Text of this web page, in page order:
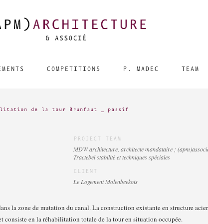
COMPETITIONS P. MADEC TEAM
de la tour Brunfaut _ passif
PROJECT TEAM
MDW architecture, architecte mandataire ;
Tractebel stabilité et techniques spéciales
CLIENT
Le Logement Molenbeekois
la zone de mutation du canal. La construction existante en structure
consiste en la réhabilitation totale de la tour en situation occupée.